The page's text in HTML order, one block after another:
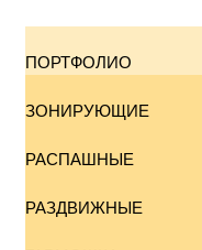
ПОРТФОЛИО
ЗОНИРУЮЩИЕ
РАСПАШНЫЕ
РАЗДВИЖНЫЕ